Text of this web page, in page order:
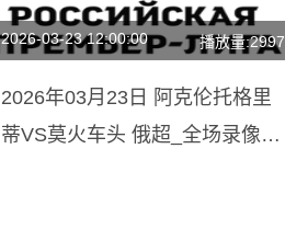
2026-03-23 12:00:00 播放量:2997
2026年03月23日 阿克伦托格里
蒂VS莫火车头 俄超_全场录像